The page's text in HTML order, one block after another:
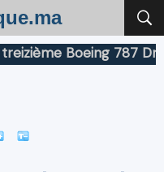
Boeing 787